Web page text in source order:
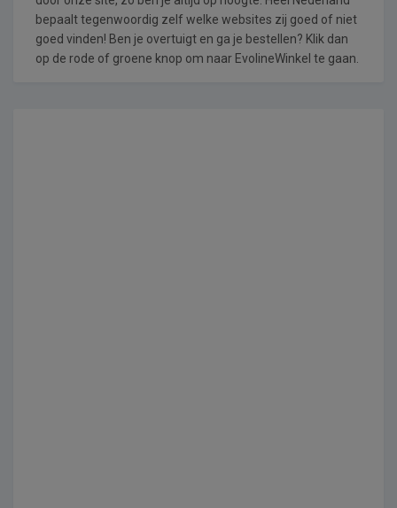
bepaalt tegenwoordig zelf welke websites zij goed of niet
goed vinden! Ben je overtuigt en ga je bestellen? Klik dan
op de rode of groene knop om naar EvolineWinkel te gaan.